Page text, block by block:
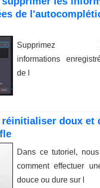
de
Supprimez
informations
de l
réinitialiser doux et
Dans ce tutoriel,
comment effectuer
douce ou dure sur l